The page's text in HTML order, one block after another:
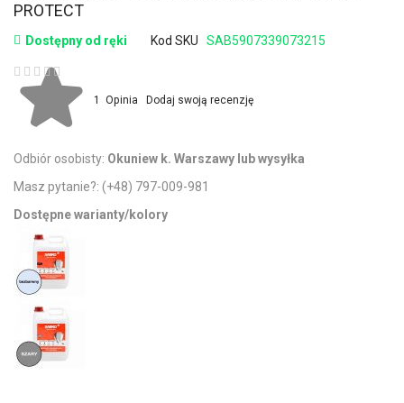
PROTECT
Dostępny od ręki Kod SKU
SAB5907339073215
Ocena:
1 Opinia Dodaj swoją recenzję
Odbiór osobisty: Okuniew k. Warszawy lub wysyłka
Masz pytanie?: (+48) 797-009-981
Dostępne warianty/kolory